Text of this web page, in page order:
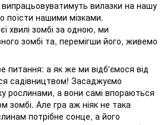
випрацьовуватимуть вилазки на нашу
поїсти нашими мізками.
хвилі зомбі за одною, ми
зомбі та, перемігши його, живемо
питання: а як же ми відб'ємося від
садівництвом! Засаджуємо
рослинами, а вони самі впораються
зомбі. Але гра аж ніяк не така
потрібне сонце, а його